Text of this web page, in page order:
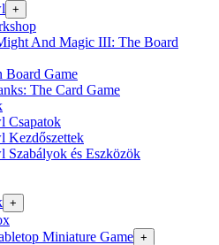
+
And Magic III: The Board
Board Game
The Card Game
Csapatok
Kezdőszettek
Szabályok és Eszközök
+
Miniature Game +